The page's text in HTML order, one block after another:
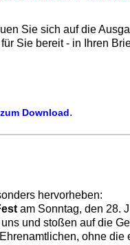
Sie sich auf die
Sie bereit - in Ihren
Download.
hervorheben:
am Sonntag, den 28.
und stoßen auf die
ohne die